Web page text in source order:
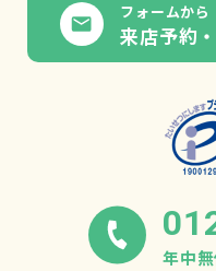
フォームから
来店予約
年中